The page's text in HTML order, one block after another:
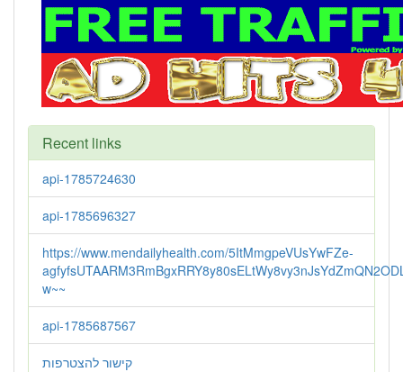
Recent links
api-1785724630
api-1785696327
https://www.mendailyhealth.com/5ItMmgpeVUsYwFZe-
w~~
api-1785687567
קישור להצטרפות